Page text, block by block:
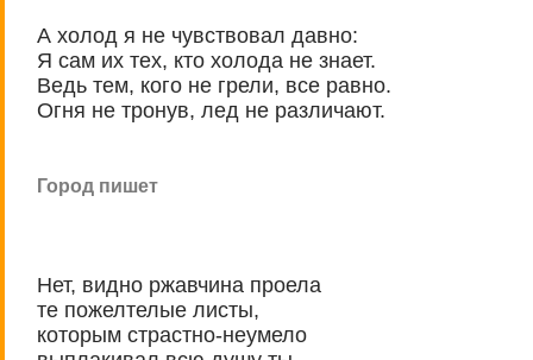
А холод я не чувствовал давно:
Я сам их тех, кто холода не знает.
Ведь тем, кого не грели, все равно.
Огня не тронув, лед не различают.
Город пишет
Нет, видно ржавчина проела
те пожелтелые листы,
которым страстно-неумело